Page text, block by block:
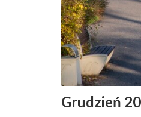
Grudzień